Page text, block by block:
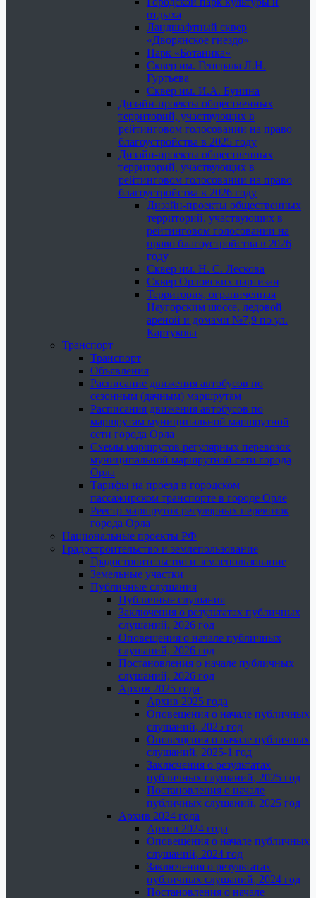
отдыха
Ландшафтный сквер
«Дворянское гнездо»
Парк «Ботаника»
Сквер им. Генерала Л.Н.
Гуртьева
Сквер им. И.А. Бунина
Дизайн-проекты общественных
территорий, участвующих в
рейтинговом голосовании на право
благоустройства в 2025 году
Дизайн-проекты общественных
территорий, участвующих в
рейтинговом голосовании на право
благоустройства в 2026 году
Дизайн-проекты общественных
территорий, участвующих в
рейтинговом голосовании на
право благоустройства в 2026
году
Сквер им. Н. С. Лескова
Сквер Орловских партизан
Территория, ограниченная
Наугорским шоссе, ледовой
ареной и домами №7,9 по ул.
Картукова
Транспорт
Транспорт
Объявления
Расписание движения автобусов по
сезонным (дачным) маршрутам
Расписания движения автобусов по
маршрутам муниципальной маршрутной
сети города Орла
Схемы маршрутов регулярных перевозок
муниципальной маршрутной сети города
Орла
Тарифы на проезд в городском
пассажирском транспорте в городе Орле
Реестр маршрутов регулярных перевозок
города Орла
Национальные проекты РФ
Градостроительство и землепользование
Градостроительство и землепользование
Земельные участки
Публичные слушания
Публичные слушания
Заключения о результатах публичных
слушаний, 2026 год
Оповещения о начале публичных
слушаний, 2026 год
Постановления о начале публичных
слушаний, 2026 год
Архив 2025 года
Архив 2025 года
Оповещения о начале публичных
слушаний, 2025 год
Оповещения о начале публичных
слушаний, 2025-1 год
Заключения о результатах
публичных слушаний, 2025 год
Постановления о начале
публичных слушаний, 2025 год
Архив 2024 года
Архив 2024 года
Оповещения о начале публичных
слушаний, 2024 год
Заключения о результатах
публичных слушаний, 2024 год
Постановления о начале